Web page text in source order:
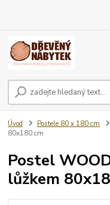
Úvod Postele 80 x 180 cm
80x180 cm
Postel
lůžkem